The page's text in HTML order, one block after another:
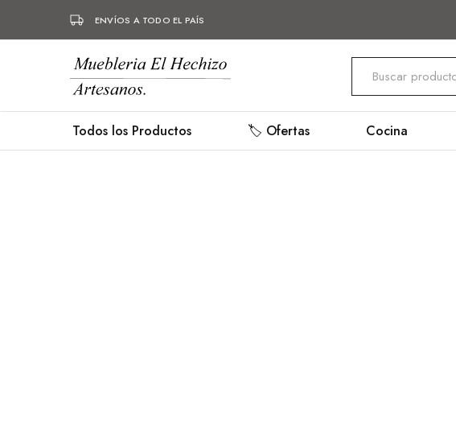
ENVÍOS A TODO EL PAÍS
Mueblería
Hechizo
Muebles
hechos
a
mueblería,
herrería.
Todos los Productos 🏷️ Ofertas Cocina